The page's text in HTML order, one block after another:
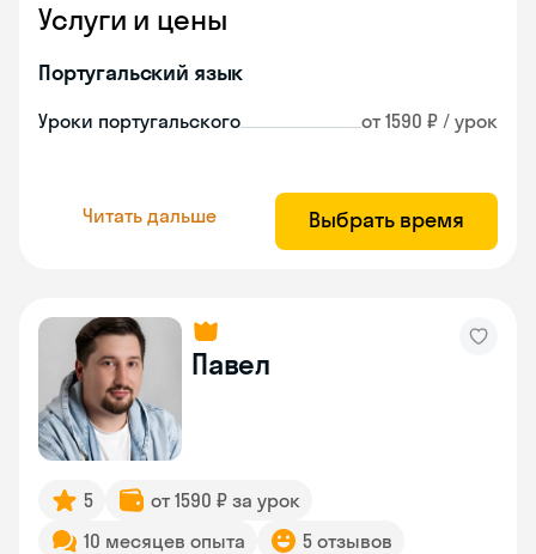
Услуги и цены
Португальский язык
Уроки португальского от 1590 ₽ / урок
Читать дальше Выбрать время
Павел
5
от 1590 ₽ за урок
10 месяцев опыта
5 отзывов